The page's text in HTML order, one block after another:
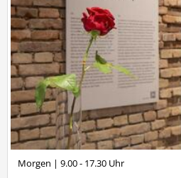
Morgen | 9.00 - 17.30 Uhr